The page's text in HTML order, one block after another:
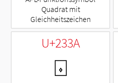
Quadrat mit
Gleichheitszeichen
U+233A
⌺